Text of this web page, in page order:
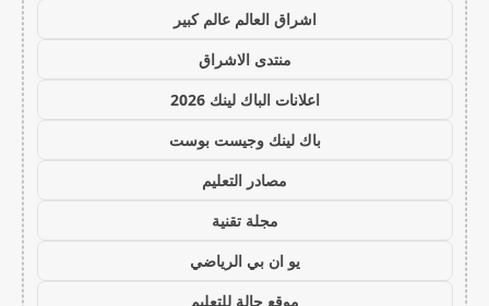
اشراق العالم عالم كبير
منتدى الاشراق
اعلانات الباك لينك 2026
باك لينك وجيست بوست
مصادر التعليم
مجلة تقنية
يو ان بي الرياضي
موقع حالة للتعليم